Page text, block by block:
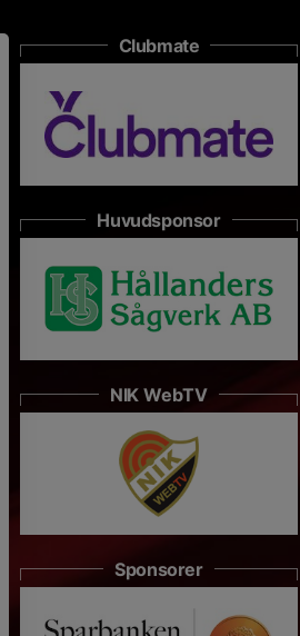
Clubmate
Huvudsponsor
NIK WebTV
Sponsorer